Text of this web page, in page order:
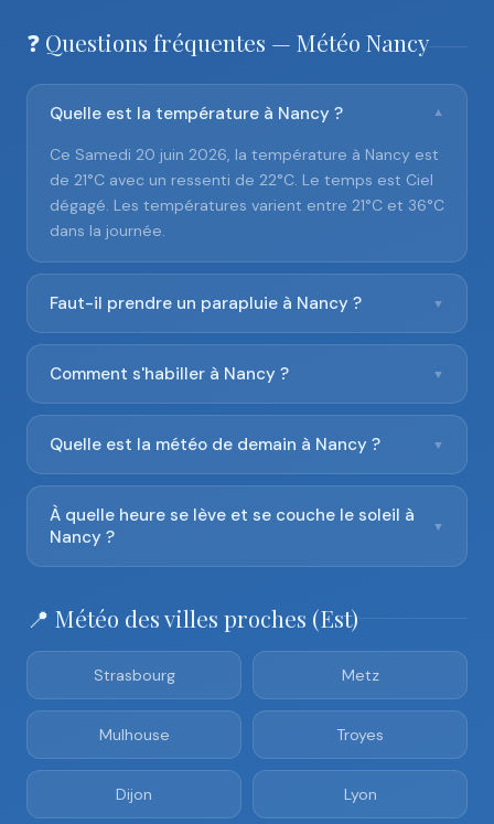
❓ Questions fréquentes — Météo Nancy
Quelle est la température à Nancy ? ▼
Ce Samedi 20 juin 2026, la température à Nancy est
de 21°C avec un ressenti de 22°C. Le temps est Ciel
dégagé. Les températures varient entre 21°C et 36°C
dans la journée.
Faut-il prendre un parapluie à Nancy ? ▼
Comment s'habiller à Nancy ? ▼
Quelle est la météo de demain à Nancy ? ▼
À quelle heure se lève et se couche le soleil à
Nancy ?
▼
📍 Météo des villes proches (Est)
Strasbourg Metz
Mulhouse Troyes
Dijon Lyon